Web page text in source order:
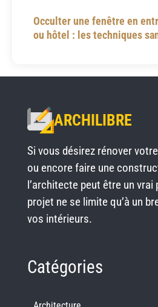
Occulter une fenêtre en
ou hôtel : les techniques
ARCHILIBRE
Si vous désirez rénover
ou encore faire une
l’architecte peut être un
projet ne se limite qu’à un
vos intérieurs.
Catégories